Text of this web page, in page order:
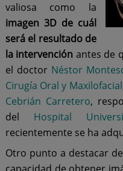
valiosa como la
imagen 3D de cuál
será el resultado de
la intervención antes de
el doctor Néstor
Cirugía Oral y Maxilofacial
Cebrián Carretero,
del Hospital
recientemente se ha
Otro punto a destacar